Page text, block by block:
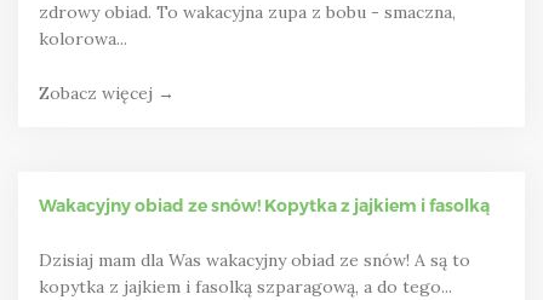
zdrowy obiad. To wakacyjna zupa z bobu - smaczna,
kolorowa...
Zobacz więcej →
Wakacyjny obiad ze snów! Kopytka z jajkiem i fasolką
Dzisiaj mam dla Was wakacyjny obiad ze snów! A są to
kopytka z jajkiem i fasolką szparagową, a do tego...